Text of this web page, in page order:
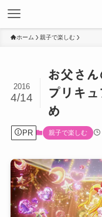
ホーム 親子で楽しむ
お父さん
プリキ
め
2016
4/14
PR 親子で楽しむ